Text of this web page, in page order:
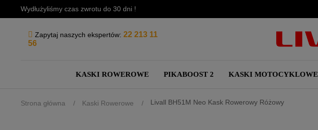
Wydłużyliśmy czas zwrotu do 30 dni !
Zapytaj naszych ekspertów: 22 213 11
56
KASKI ROWEROWE PIKABOOST 2 KASKI MOTOCYKLOWE
Strona główna Kaski Rowerowe Livall BH51M Neo Kask Rowerowy Różowy